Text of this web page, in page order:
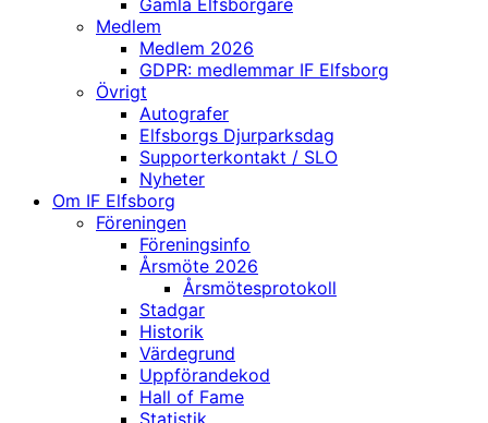
Gamla Elfsborgare
Medlem
Medlem 2026
GDPR: medlemmar IF Elfsborg
Övrigt
Autografer
Elfsborgs Djurparksdag
Supporterkontakt / SLO
Nyheter
Om IF Elfsborg
Föreningen
Föreningsinfo
Årsmöte 2026
Årsmötesprotokoll
Stadgar
Historik
Värdegrund
Uppförandekod
Hall of Fame